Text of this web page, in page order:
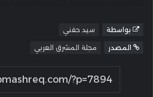
بواسطة سيد حفني
المصدر مجلة المشرق العربي